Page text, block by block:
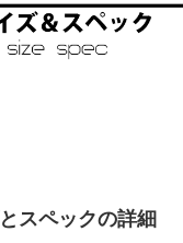
スペックの詳細